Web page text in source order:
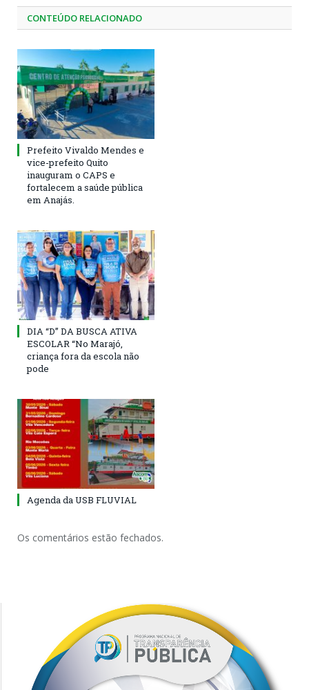
CONTEÚDO RELACIONADO
Prefeito Vivaldo Mendes e
vice-prefeito Quito
inauguram o CAPS e
fortalecem a saúde pública
em Anajás.
DIA “D” DA BUSCA ATIVA
ESCOLAR “No Marajó,
criança fora da escola não
pode
Agenda da USB FLUVIAL
Os comentários estão fechados.